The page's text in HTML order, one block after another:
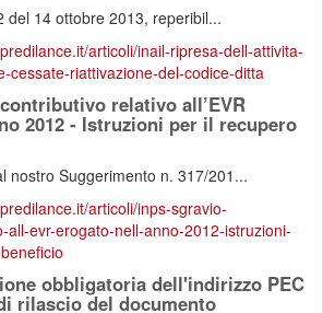
del 14 ottobre 2013, reperibil...
articoli/inail-ripresa-dell-attivita-
cessate-riattivazione-del-codice-ditta
relativo all’EVR
2012 - Istruzioni per il recupero
nostro Suggerimento n. 317/201...
articoli/inps-sgravio-
all-evr-erogato-nell-anno-2012-istruzioni-
obbligatoria dell'indirizzo PEC
rilascio del documento